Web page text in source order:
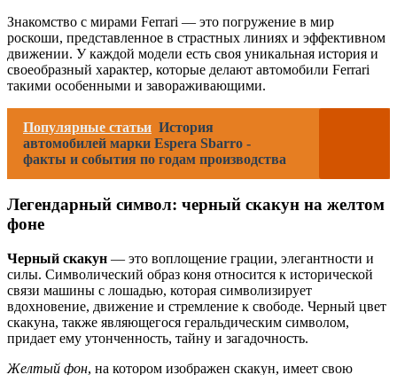
Знакомство с мирами Ferrari — это погружение в мир
роскоши, представленное в страстных линиях и эффективном
движении. У каждой модели есть своя уникальная история и
своеобразный характер, которые делают автомобили Ferrari
такими особенными и завораживающими.
Популярные статьи История
автомобилей марки Espera Sbarro -
факты и события по годам производства
Легендарный символ: черный скакун на желтом
фоне
Черный скакун — это воплощение грации, элегантности и
силы. Символический образ коня относится к исторической
связи машины с лошадью, которая символизирует
вдохновение, движение и стремление к свободе. Черный цвет
скакуна, также являющегося геральдическим символом,
придает ему утонченность, тайну и загадочность.
Желтый фон, на котором изображен скакун, имеет свою